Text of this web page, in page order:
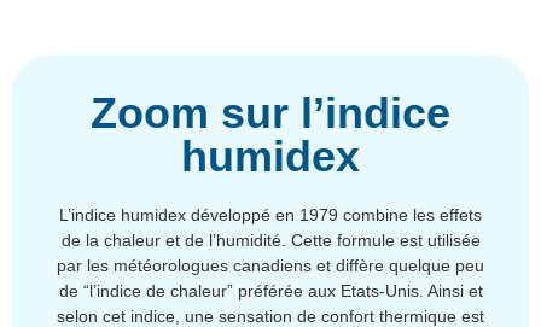
Zoom sur l’indice
humidex
L’indice humidex développé en 1979 combine les effets
de la chaleur et de l’humidité. Cette formule est utilisée
par les météorologues canadiens et diffère quelque peu
de “l’indice de chaleur” préférée aux Etats-Unis. Ainsi et
selon cet indice, une sensation de confort thermique est